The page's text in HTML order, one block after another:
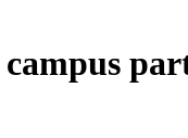
campus